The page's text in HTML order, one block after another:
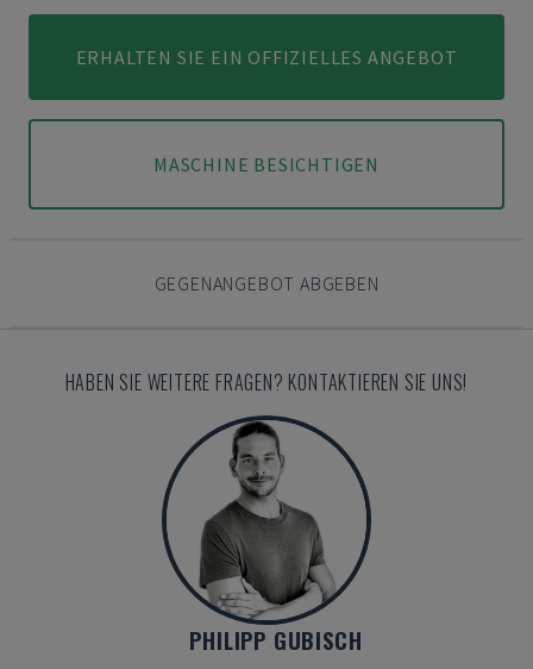
ERHALTEN SIE EIN OFFIZIELLES ANGEBOT
MASCHINE BESICHTIGEN
GEGENANGEBOT ABGEBEN
HABEN SIE WEITERE FRAGEN? KONTAKTIEREN SIE UNS!
PHILIPP GUBISCH